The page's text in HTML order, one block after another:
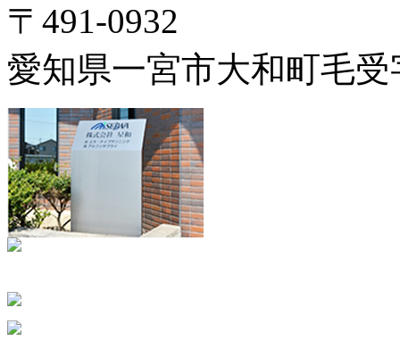
〒491-0932
愛知県一宮市大和町毛受